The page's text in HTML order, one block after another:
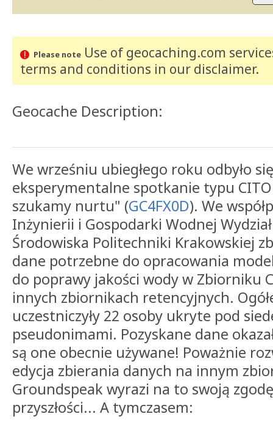
Please noteUse of geocaching.com
terms and conditions in our disclaimer.
Geocache Description:
We wrześniu ubiegłego roku odbyło
eksperymentalne spotkanie typu CITO
szukamy nurtu" (GC4FX0D). We
Inżynierii i Gospodarki Wodnej
Środowiska Politechniki Krakowskiej
dane potrzebne do opracowania
do poprawy jakości wody w Zbiorniku
innych zbiornikach retencyjnych.
uczestniczyły 22 osoby ukryte pod
pseudonimami. Pozyskane dane
są one obecnie używane! Poważnie
edycja zbierania danych na innym
Groundspeak wyrazi na to swoją
przyszłości... A tymczasem: